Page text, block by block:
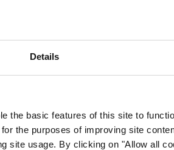
Details
the basic features of this site to
the purposes of improving site
site usage. By clicking on "Allow all
trela nas áreas comuns.
hotel, pedimos que
animal nos elevadores.
seguro de
civil e registos de